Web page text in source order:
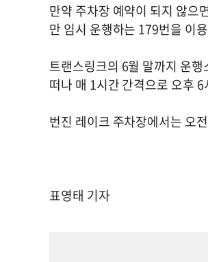
만약 주차장 예약이 되지 않으
만 임시 운행하는 179번을 이
트랜스링크의 6월 말까지 운
떠나 매 1시간 간격으로 오후
번진 레이크 주차장에서는 오
표영태 기자